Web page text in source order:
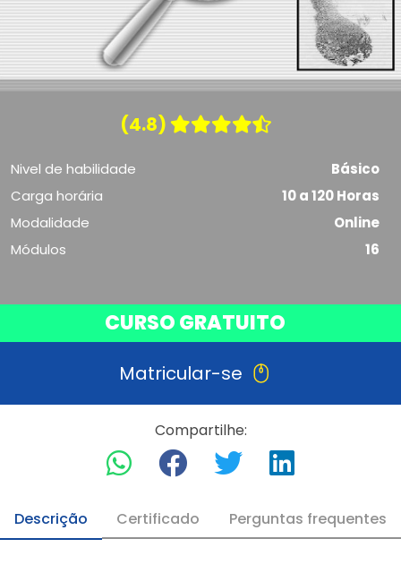
(4.8)
Nivel de habilidade
Básico
Carga horária
10 a 120 Horas
Modalidade
Online
Módulos
16
CURSO GRATUITO
Matricular-se
Compartilhe:
Descrição Certificado Perguntas frequentes